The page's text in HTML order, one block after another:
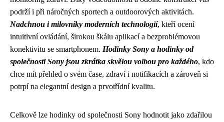
podrží i při náročných sportech a outdoorových aktivitách.
Nadchnou i milovníky moderních technologií, kteří ocení
intuitivní ovládání, širokou škálu aplikací a bezproblémovou
konektivitu se smartphonem. Hodinky Sony a hodinky od
společnosti Sony jsou zkrátka skvělou volbou pro každého, kdo
chce mít přehled o svém čase, zdraví i notifikacích a zároveň si
potrpí na elegantní design a prvotřídní kvalitu.
Celkově lze hodinky od společnosti Sony hodnotit jako zdařilou